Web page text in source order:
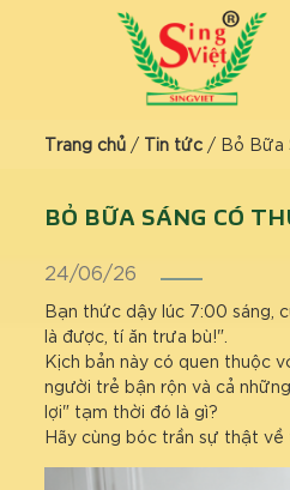
Trang chủ / Tin tức / Bỏ Bữa
BỎ BỮA SÁNG CÓ
24/06/26
Bạn thức dậy lúc 7:00 sáng,
là được, tí ăn trưa bù!".
Kịch bản này có quen thuộc
người trẻ bận rộn và cả
lợi" tạm thời đó là gì?
Hãy cùng bóc trần sự thật về